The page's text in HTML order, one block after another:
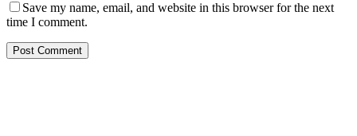
Save my name, email, and website in this browser for the next
time I comment.